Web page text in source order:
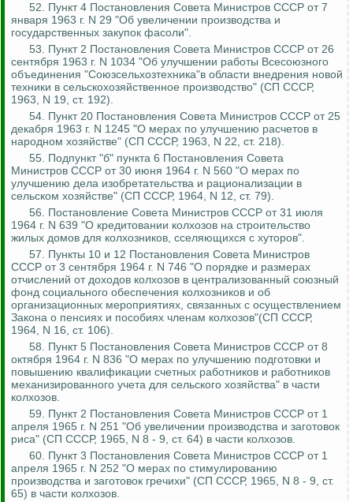
52. Пункт 4 Постановления Совета Министров СССР от 7
января 1963 г. N 29 "Об увеличении производства и
государственных закупок фасоли".
53. Пункт 2 Постановления Совета Министров СССР от 26
сентября 1963 г. N 1034 "Об улучшении работы Всесоюзного
объединения "Союзсельхозтехника"в области внедрения новой
техники в сельскохозяйственное производство" (СП СССР,
1963, N 19, ст. 192).
54. Пункт 20 Постановления Совета Министров СССР от 25
декабря 1963 г. N 1245 "О мерах по улучшению расчетов в
народном хозяйстве" (СП СССР, 1963, N 22, ст. 218).
55. Подпункт "б" пункта 6 Постановления Совета
Министров СССР от 30 июня 1964 г. N 560 "О мерах по
улучшению дела изобретательства и рационализации в
сельском хозяйстве" (СП СССР, 1964, N 12, ст. 79).
56. Постановление Совета Министров СССР от 31 июля
1964 г. N 639 "О кредитовании колхозов на строительство
жилых домов для колхозников, сселяющихся с хуторов".
57. Пункты 10 и 12 Постановления Совета Министров
СССР от 3 сентября 1964 г. N 746 "О порядке и размерах
отчислений от доходов колхозов в централизованный союзный
фонд социального обеспечения колхозников и об
организационных мероприятиях, связанных с осуществлением
Закона о пенсиях и пособиях членам колхозов"(СП СССР,
1964, N 16, ст. 106).
58. Пункт 5 Постановления Совета Министров СССР от 8
октября 1964 г. N 836 "О мерах по улучшению подготовки и
повышению квалификации счетных работников и работников
механизированного учета для сельского хозяйства" в части
колхозов.
59. Пункт 2 Постановления Совета Министров СССР от 1
апреля 1965 г. N 251 "Об увеличении производства и заготовок
риса" (СП СССР, 1965, N 8 - 9, ст. 64) в части колхозов.
60. Пункт 3 Постановления Совета Министров СССР от 1
апреля 1965 г. N 252 "О мерах по стимулированию
производства и заготовок гречихи" (СП СССР, 1965, N 8 - 9, ст.
65) в части колхозов.